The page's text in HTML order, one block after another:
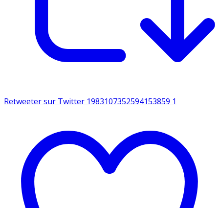
Retweeter sur Twitter 1983107352594153859 1